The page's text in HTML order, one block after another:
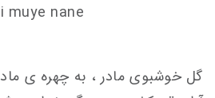
muye nane
گل خوشبوی مادر ، به چهره ی